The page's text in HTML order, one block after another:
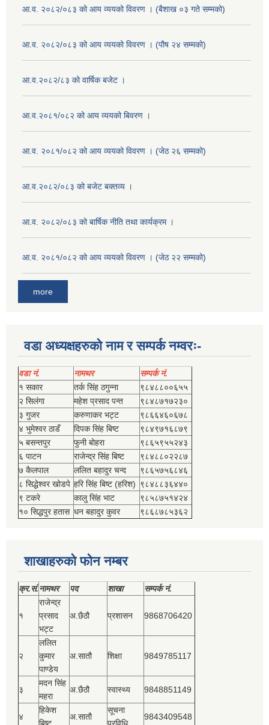
आ.व. २०८२/०८३ को आय व्ययको विवरण । (बैशाख ०३ गते सम्मको)
आ.व. २०८२/०८३ को आय व्ययको विवरण । (पौष २४ सम्मको)
आ.व.२०८२/८३ को वार्षिक बजेट ।
आ.व.२०८१/०८२ को आय व्ययको बिवरण ।
आ.व. २०८१/०८२ को आय व्ययको विवरण । (जेठ २६ सम्मको)
आ.व.२०८२/०८३ को बजेट बक्तव्य ।
आ.व. २०८२/०८३ को बार्षिक नीति तथा कार्यक्रम ।
आ.व. २०८१/०८२ को आय व्ययको विवरण । (जेठ २२ सम्मको)
more
वडा अध्यक्षहरुको नाम र सम्पर्क नम्वरः-
वडा नं. नामथर
सम्पर्क नं.
१ सकार
तर्क सिंह ठगुन्‍ना
९८४८८००६५५
२ सिलंगा
महेश प्रसाद पन्त
९८४८७१७२३०
३ गुजर
करुणाकर भट्ट
९८६६४६०६७८
४ भुमेश्‍वर ठाडँ
दिपक सिंह बिष्‍ट
९८४९७१६८७९
५ बसन्तपुर
फुनी बोहरा
९८६५९५५२४३
६ पाटन
राजेन्द्र सिंह बिष्‍ट
९८४८८०२२८७
७ कैलपाल
ललित बहादुर चन्द
९८६५७५६८४६
८ सिद्धेश्‍वर खोडपे हरि सिंह बिष्‍ट (हरिश) ९८४८८३६४४०
९ टकरे
कालु सिंह भाट
९८५८७५१४२४
१० सिद्धपुर हतास धन बहादुर कुवर ९८६८७८५३६२
शाखाहरुको फोन नम्बर
क्र.सं.नामथर पद शाखा सम्‍पर्क नं.
१
राजेन्द्र
प्रसाद
भट्ट
अ.छैठौ प्रशासन 9868706420
२
ललित
कुमार
पाण्डेय
अ.सातौ शिक्षा 9849785117
३
मदन सिंह
महरा
अ.छैठौ स्वास्थ्य 9848851149
४
हिकेश
अ.सातौ
सूचना
9843409548